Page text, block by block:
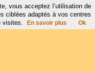
vous acceptez l’utilisation de
ciblées adaptés à vos centres
visites.
En savoir plus Ok